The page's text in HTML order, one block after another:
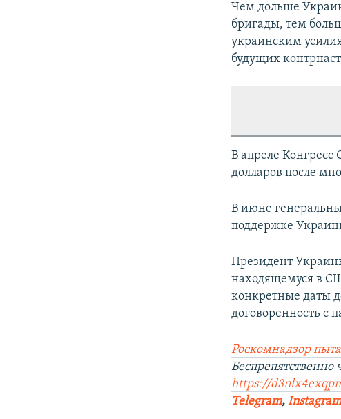
Чем дольше
бригады, тем
украинским
будущих
В апреле
долларов после
В июне
поддержке
Президент
находящемуся в
конкретные даты
договоренность с
Роскомнадзор
Беспрепятственно
https://
Telegram,